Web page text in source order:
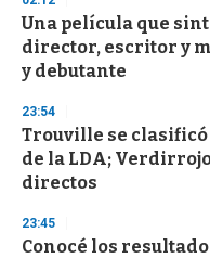
e
c
o
n
d
Una película que
director, escritor y
y debutante
23:54
Trouville se clasificó
de la LDA;
directos
23:45
Conocé los